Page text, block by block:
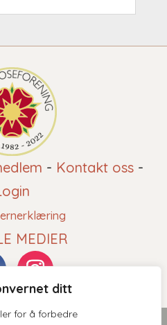
ditt
for å forbedre
- Kontakt oss-
MEDIER